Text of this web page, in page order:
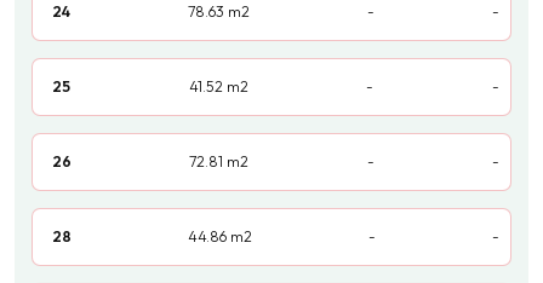
24 78.63 m2 - -
25 41.52 m2 - -
26 72.81 m2 - -
28 44.86 m2 - -